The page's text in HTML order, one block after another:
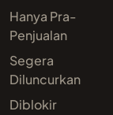
Hanya Pra-
Penjualan
Segera
Diluncurkan
Diblokir